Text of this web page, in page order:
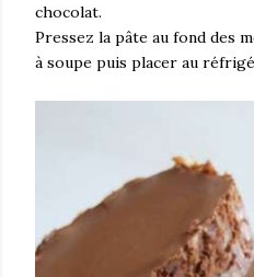
chocolat.
Pressez la pâte au fond des
à soupe puis placer au